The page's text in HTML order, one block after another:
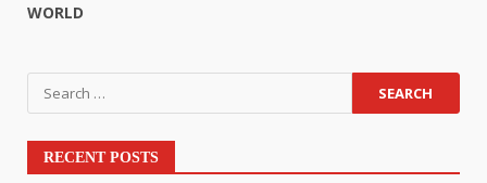
WORLD
RECENT POSTS